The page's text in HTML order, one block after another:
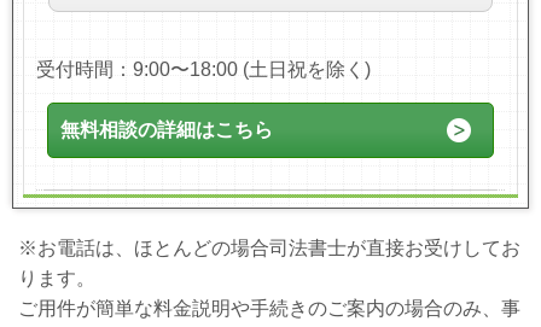
受付時間：9:00〜18:00 (土日祝を除く)
無料相談の詳細はこちら
※お電話は、ほとんどの場合司法書士が直接お受けしてお
ります。
ご用件が簡単な料金説明や手続きのご案内の場合のみ、事